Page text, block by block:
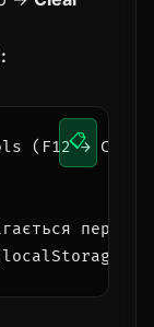
(F12 →
перед
📋